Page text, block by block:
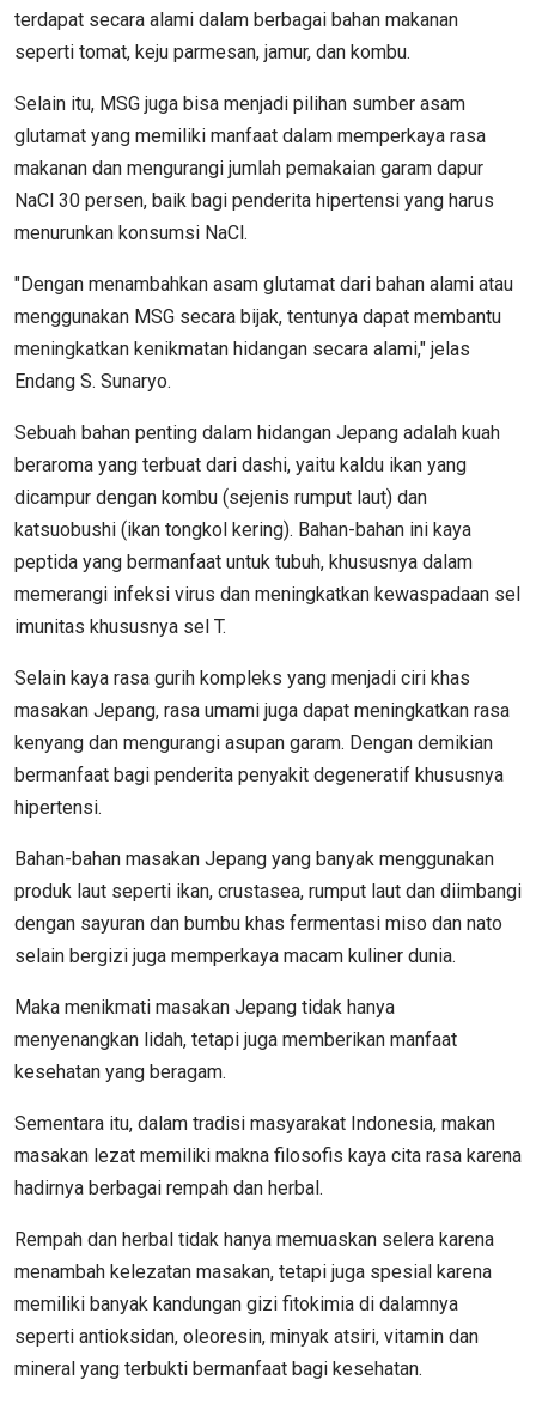
terdapat secara alami dalam berbagai bahan makanan
seperti tomat, keju parmesan, jamur, dan kombu.
Selain itu, MSG juga bisa menjadi pilihan sumber asam
glutamat yang memiliki manfaat dalam memperkaya rasa
makanan dan mengurangi jumlah pemakaian garam dapur
NaCl 30 persen, baik bagi penderita hipertensi yang harus
menurunkan konsumsi NaCl.
"Dengan menambahkan asam glutamat dari bahan alami atau
menggunakan MSG secara bijak, tentunya dapat membantu
meningkatkan kenikmatan hidangan secara alami," jelas
Endang S. Sunaryo.
Sebuah bahan penting dalam hidangan Jepang adalah kuah
beraroma yang terbuat dari dashi, yaitu kaldu ikan yang
dicampur dengan kombu (sejenis rumput laut) dan
katsuobushi (ikan tongkol kering). Bahan-bahan ini kaya
peptida yang bermanfaat untuk tubuh, khususnya dalam
memerangi infeksi virus dan meningkatkan kewaspadaan sel
imunitas khususnya sel T.
Selain kaya rasa gurih kompleks yang menjadi ciri khas
masakan Jepang, rasa umami juga dapat meningkatkan rasa
kenyang dan mengurangi asupan garam. Dengan demikian
bermanfaat bagi penderita penyakit degeneratif khususnya
hipertensi.
Bahan-bahan masakan Jepang yang banyak menggunakan
produk laut seperti ikan, crustasea, rumput laut dan diimbangi
dengan sayuran dan bumbu khas fermentasi miso dan nato
selain bergizi juga memperkaya macam kuliner dunia.
Maka menikmati masakan Jepang tidak hanya
menyenangkan lidah, tetapi juga memberikan manfaat
kesehatan yang beragam.
Sementara itu, dalam tradisi masyarakat Indonesia, makan
masakan lezat memiliki makna filosofis kaya cita rasa karena
hadirnya berbagai rempah dan herbal.
Rempah dan herbal tidak hanya memuaskan selera karena
menambah kelezatan masakan, tetapi juga spesial karena
memiliki banyak kandungan gizi fitokimia di dalamnya
seperti antioksidan, oleoresin, minyak atsiri, vitamin dan
mineral yang terbukti bermanfaat bagi kesehatan.